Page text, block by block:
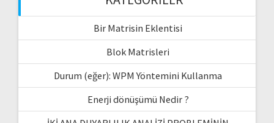
Bir Matrisin Eklentisi
Blok Matrisleri
Durum (eğer): WPM Yöntemini Kullanma
Enerji dönüşümü Nedir ?